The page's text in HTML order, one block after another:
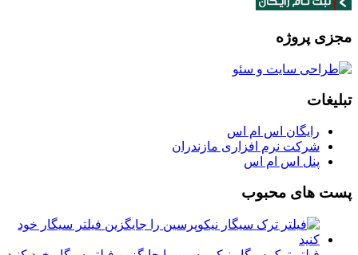
مجزی پروژه
تبلیغات
رایگان اس ام اس
شرکت نرم افزاری مازندران
پنل اس ام اس
پست های محبوب